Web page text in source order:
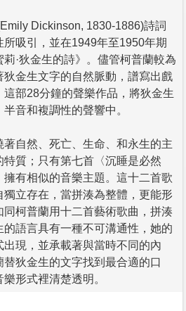
Dickinson, 1830-1886)詩詞
吸引，並在1949年至1950年期
·狄金生的詩》。儘管柯普蘭較為
金生文字的自然脈動，譜寫出戲
部28分鐘的聲樂作品，將狄金生
音和複調性的聲響中。
自然、死亡、生命、和永生的主
質；只有第七首〈沉睡是必然
有相似的音樂主題。這十二首歌
立存在，當拼湊為整體，更能形
柯普蘭用十二首藝術歌曲，拼湊
語言具有一種不可溝通性，她的
現，並承載著與當時不同的內
狄金生的文字找到最合適的口
形式裡清楚透明。